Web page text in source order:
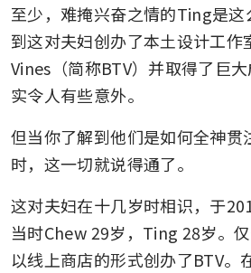
至少，难掩兴奋之情的Ting是这
到这对夫妇创办了本土设计工
Vines（简称BTV）并取得了巨
实令人有些意外。
但当你了解到他们是如何全神贯
时，这一切就说得通了。
这对夫妇在十几岁时相识，于
当时Chew 29岁，Ting 28岁。
以线上商店的形式创办了BTV。